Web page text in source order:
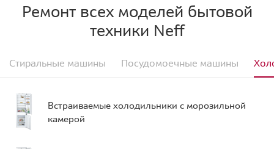
Ремонт всех моделей бытовой
техники Neff
Стиральные машины Посудомоечные машины
Встраиваемые холодильники с морозильной
камерой